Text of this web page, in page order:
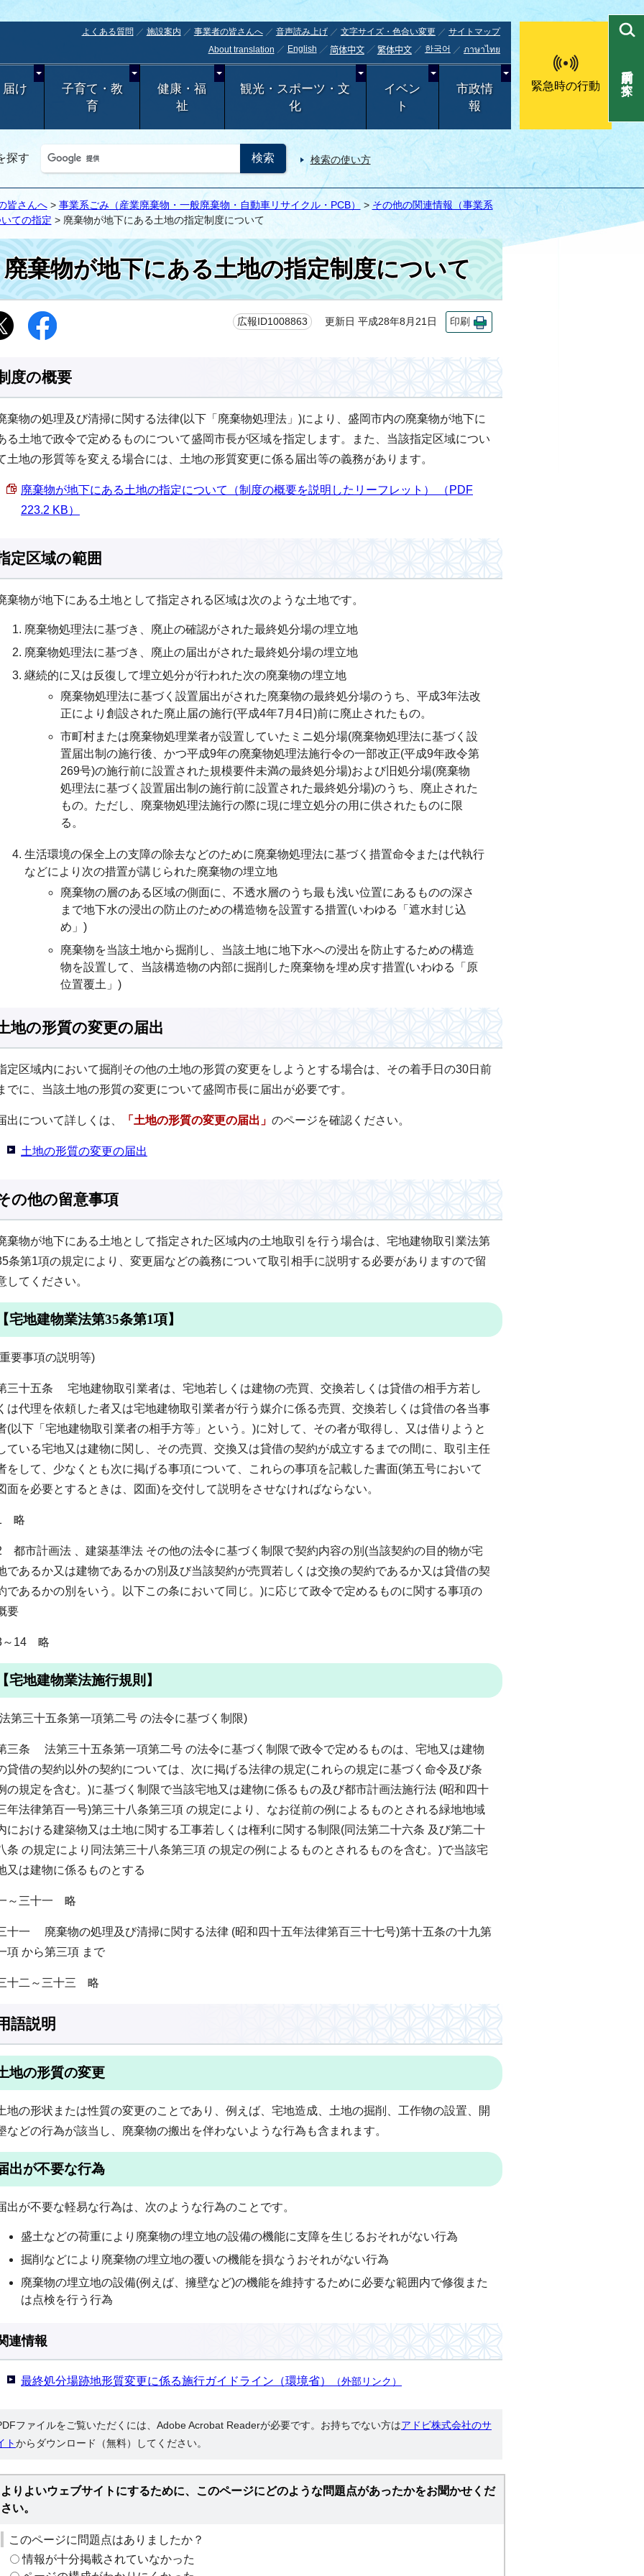
よくある質問 施設案内 事業者の皆さんへ 音声読み上げ 文字サイズ・色合い変更
サイトマップ
About translation
English 简体中文 繁体中文 한국어 ภาษาไทย
け
子育て・教
育
健康・福
祉
観光・スポーツ・文
化
イベン
ト
市政情
報
緊急時の行動
探す 検索の使い方
目的別で探す
皆さんへ> 事業系ごみ（産業廃棄物・一般廃棄物・自動車リサイクル・PCB） > その他の関連情報（事業系
ての指定 > 廃棄物が地下にある土地の指定制度について
廃棄物が地下にある土地の指定制度について
広報ID1008863 更新日 平成28年8月21日 印刷
度の概要
棄物の処理及び清掃に関する法律(以下「廃棄物処理法」)により、盛岡市内の廃棄物が地下に
る土地で政令で定めるものについて盛岡市長が区域を指定します。また、当該指定区域につい
土地の形質等を変える場合には、土地の形質変更に係る届出等の義務があります。
廃棄物が地下にある土地の指定について（制度の概要を説明したリーフレット） （PDF
223.2 KB）
定区域の範囲
棄物が地下にある土地として指定される区域は次のような土地です。
廃棄物処理法に基づき、廃止の確認がされた最終処分場の埋立地
廃棄物処理法に基づき、廃止の届出がされた最終処分場の埋立地
継続的に又は反復して埋立処分が行われた次の廃棄物の埋立地
廃棄物処理法に基づく設置届出がされた廃棄物の最終処分場のうち、平成3年法改
正により創設された廃止届の施行(平成4年7月4日)前に廃止されたもの。
市町村または廃棄物処理業者が設置していたミニ処分場(廃棄物処理法に基づく設
置届出制の施行後、かつ平成9年の廃棄物処理法施行令の一部改正(平成9年政令第
269号)の施行前に設置された規模要件未満の最終処分場)および旧処分場(廃棄物
処理法に基づく設置届出制の施行前に設置された最終処分場)のうち、廃止された
もの。ただし、廃棄物処理法施行の際に現に埋立処分の用に供されたものに限
る。
生活環境の保全上の支障の除去などのために廃棄物処理法に基づく措置命令または代執行
などにより次の措置が講じられた廃棄物の埋立地
廃棄物の層のある区域の側面に、不透水層のうち最も浅い位置にあるものの深さ
まで地下水の浸出の防止のための構造物を設置する措置(いわゆる「遮水封じ込
め」)
廃棄物を当該土地から掘削し、当該土地に地下水への浸出を防止するための構造
物を設置して、当該構造物の内部に掘削した廃棄物を埋め戻す措置(いわゆる「原
位置覆土」)
地の形質の変更の届出
定区域内において掘削その他の土地の形質の変更をしようとする場合は、その着手日の30日前
でに、当該土地の形質の変更について盛岡市長に届出が必要です。
出について詳しくは、 「土地の形質の変更の届出」 のページを確認ください。
土地の形質の変更の届出
の他の留意事項
棄物が地下にある土地として指定された区域内の土地取引を行う場合は、宅地建物取引業法第
条第1項の規定により、変更届などの義務について取引相手に説明する必要がありますので留
してください。
宅地建物業法第35条第1項】
要事項の説明等)
三十五条 宅地建物取引業者は、宅地若しくは建物の売買、交換若しくは貸借の相手方若し
は代理を依頼した者又は宅地建物取引業者が行う媒介に係る売買、交換若しくは貸借の各当事
(以下「宅地建物取引業者の相手方等」という。)に対して、その者が取得し、又は借りようと
ている宅地又は建物に関し、その売買、交換又は貸借の契約が成立するまでの間に、取引主任
をして、少なくとも次に掲げる事項について、これらの事項を記載した書面(第五号において
面を必要とするときは、図面)を交付して説明をさせなければならない。
略
都市計画法 、建築基準法 その他の法令に基づく制限で契約内容の別(当該契約の目的物が宅
であるか又は建物であるかの別及び当該契約が売買若しくは交換の契約であるか又は貸借の契
であるかの別をいう。以下この条において同じ。)に応じて政令で定めるものに関する事項の
要
～14 略
宅地建物業法施行規則】
第三十五条第一項第二号 の法令に基づく制限)
三条 法第三十五条第一項第二号 の法令に基づく制限で政令で定めるものは、宅地又は建物
貸借の契約以外の契約については、次に掲げる法律の規定(これらの規定に基づく命令及び条
の規定を含む。)に基づく制限で当該宅地又は建物に係るもの及び都市計画法施行法 (昭和四十
年法律第百一号)第三十八条第三項 の規定により、なお従前の例によるものとされる緑地地域
における建築物又は土地に関する工事若しくは権利に関する制限(同法第二十六条 及び第二十
条 の規定により同法第三十八条第三項 の規定の例によるものとされるものを含む。)で当該宅
又は建物に係るものとする
～三十一 略
十一 廃棄物の処理及び清掃に関する法律 (昭和四十五年法律第百三十七号)第十五条の十九第
項 から第三項 まで
十二～三十三 略
語説明
地の形質の変更
地の形状または性質の変更のことであり、例えば、宅地造成、土地の掘削、工作物の設置、開
などの行為が該当し、廃棄物の搬出を伴わないような行為も含まれます。
出が不要な行為
出が不要な軽易な行為は、次のような行為のことです。
盛土などの荷重により廃棄物の埋立地の設備の機能に支障を生じるおそれがない行為
掘削などにより廃棄物の埋立地の覆いの機能を損なうおそれがない行為
廃棄物の埋立地の設備(例えば、擁壁など)の機能を維持するために必要な範囲内で修復また
は点検を行う行為
連情報
最終処分場跡地形質変更に係る施行ガイドライン（環境省） （外部リンク）
ファイルをご覧いただくには、Adobe Acrobat Readerが必要です。お持ちでない方はアドビ株式会社のサ
トからダウンロード（無料）してください。
よりよいウェブサイトにするために、このページにどのような問題点があったかをお聞かせくだ
さい。
このページに問題点はありましたか？
情報が十分掲載されていなかった